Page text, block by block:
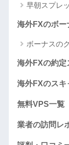
早朝スプレ
海外FXのボー
ボーナスの
海外FXの約定
海外FXのスキ
無料VPS一覧
業者の訪問レ